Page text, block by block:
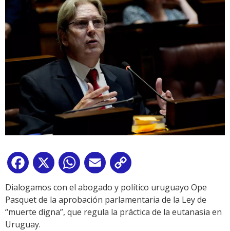
Facebook
X WhatsApp
Email
Link
Dialogamos con el abogado y político uruguayo Ope
Pasquet de la aprobación parlamentaria de la Ley de
“muerte digna”, que regula la práctica de la eutanasia en
Uruguay.